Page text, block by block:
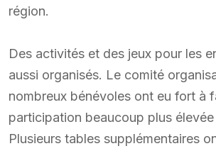
région.
Des activités et des jeux pour les
aussi organisés. Le comité
nombreux bénévoles ont eu fort à
participation beaucoup plus
Plusieurs tables supplémentaires